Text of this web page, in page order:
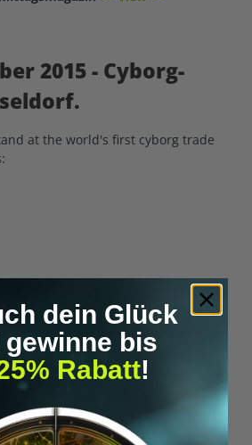
2015 - Cyborg-
at the world's first cyborg trade
dein Glück
gewinne bis
Rabatt!